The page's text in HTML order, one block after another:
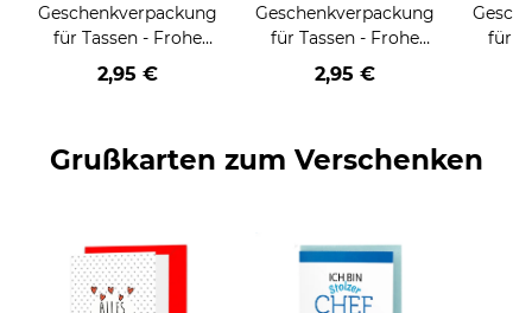
Geschenkverpackung
für Tassen - Frohe
Weihnachten - HO
HO HO - rot
2,95 €
Geschenkverpackung
für Tassen - Frohe
Weihnachten - HO
HO HO - schwarz
2,95 €
für
Grußkarten zum Verschenken